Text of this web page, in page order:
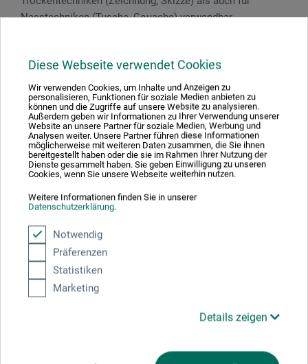
Diese Webseite verwendet Cookies
Wir verwenden Cookies, um Inhalte und Anzeigen zu
personalisieren, Funktionen für soziale Medien anbieten zu
können und die Zugriffe auf unsere Website zu analysieren.
Außerdem geben wir Informationen zu Ihrer Verwendung unserer
Website an unsere Partner für soziale Medien, Werbung und
Analysen weiter. Unsere Partner führen diese Informationen
möglicherweise mit weiteren Daten zusammen, die Sie ihnen
bereitgestellt haben oder die sie im Rahmen Ihrer Nutzung der
Dienste gesammelt haben. Sie geben Einwilligung zu unseren
Cookies, wenn Sie unsere Webseite weiterhin nutzen.
Weitere Informationen finden Sie in unserer
Datenschutzerklärung.
Notwendig
Präferenzen
Statistiken
Marketing
Details zeigen
Nasstechniken (Tusche, Gouache) verwendbar.
Produktbewertungen (0)
Schreiben Sie die erste Bewertung zu diesem Produkt
JETZT PRODUKT BEWERTEN
Hersteller-Kontakt
Hier finden Sie die Kontaktdaten des Herstellers zu